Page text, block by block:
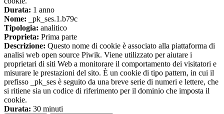
Durata: 1 anno
Nome: _pk_ses.1.b79c
Tipologia: analitico
Proprieta: Prima parte
Descrizione: Questo nome di cookie è associato alla piattaforma di
analisi web open source Piwik. Viene utilizzato per aiutare i
proprietari di siti Web a monitorare il comportamento dei visitatori e
misurare le prestazioni del sito. È un cookie di tipo pattern, in cui il
prefisso _pk_ses è seguito da una breve serie di numeri e lettere, che
si ritiene sia un codice di riferimento per il dominio che imposta il
cookie.
Durata: 30 minuti